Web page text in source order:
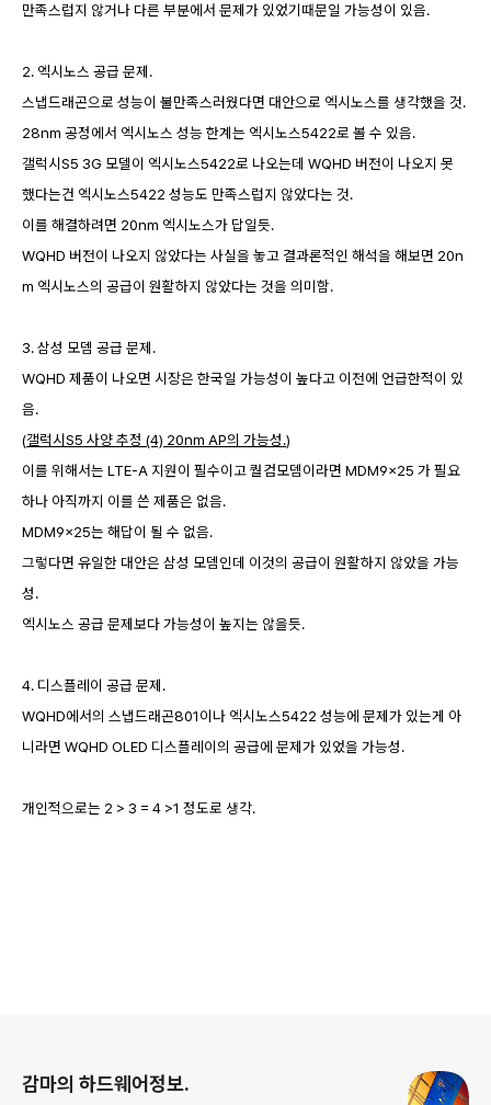
만족스럽지 않거나 다른 부분에서 문제가 있었기때문일 가능성이 있음.
2. 엑시노스 공급 문제.
스냅드래곤으로 성능이 불만족스러웠다면 대안으로 엑시노스를 생각했을 것.
28nm 공정에서 엑시노스 성능 한계는 엑시노스5422로 볼 수 있음.
갤럭시S5 3G 모델이 엑시노스5422로 나오는데 WQHD 버전이 나오지 못
했다는건 엑시노스5422 성능도 만족스럽지 않았다는 것.
이를 해결하려면 20nm 엑시노스가 답일듯.
WQHD 버전이 나오지 않았다는 사실을 놓고 결과론적인 해석을 해보면 20n
m 엑시노스의 공급이 원활하지 않았다는 것을 의미함.
3. 삼성 모뎀 공급 문제.
WQHD 제품이 나오면 시장은 한국일 가능성이 높다고 이전에 언급한적이 있
음.
(갤럭시S5 사양 추정 (4) 20nm AP의 가능성.)
이를 위해서는 LTE-A 지원이 필수이고 퀄컴모뎀이라면 MDM9x25 가 필요
하나 아직까지 이를 쓴 제품은 없음.
MDM9x25는 해답이 될 수 없음.
그렇다면 유일한 대안은 삼성 모뎀인데 이것의 공급이 원활하지 않았을 가능
성.
엑시노스 공급 문제보다 가능성이 높지는 않을듯.
4. 디스플레이 공급 문제.
WQHD에서의 스냅드래곤801이나 엑시노스5422 성능에 문제가 있는게 아
니라면 WQHD OLED 디스플레이의 공급에 문제가 있었을 가능성.
개인적으로는 2 > 3 = 4 >1 정도로 생각.
감마의 하드웨어정보.